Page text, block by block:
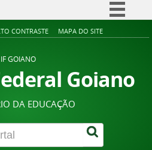
Simplifique!
Acesso à informação
Legislação
Canais
CONTRASTE MAPA DO SITE
IF GOIANO
Goiano
DA EDUCAÇÃO